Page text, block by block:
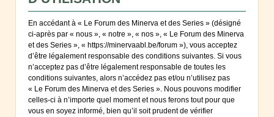
En accédant à « Le Forum des Minerva et des Series » (désigné
ci-après par « nous », « notre », « nos », « Le Forum des Minerva
et des Series », « https://minervaabl.be/forum »), vous acceptez
d’être légalement responsable des conditions suivantes. Si vous
n’acceptez pas d’être légalement responsable de toutes les
conditions suivantes, alors n’accédez pas et/ou n’utilisez pas
« Le Forum des Minerva et des Series ». Nous pouvons modifier
celles-ci à n’importe quel moment et nous ferons tout pour que
vous en soyez informé, bien qu’il soit prudent de vérifier